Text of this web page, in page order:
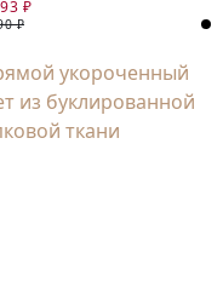
С УКОРОЧЕННЫМ
₽
₽